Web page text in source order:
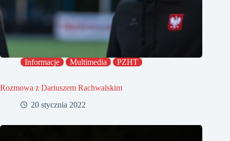
Informacje Multimedia PZHT
Rozmowa z Dariuszem Rachwalskim
20 stycznia 2022